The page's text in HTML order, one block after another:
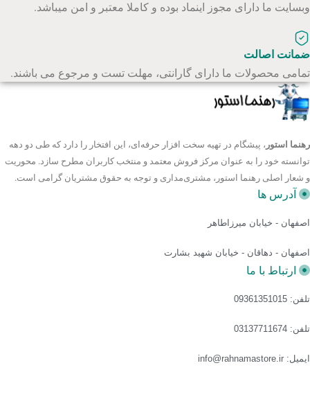
وبسایت ما دارای مجوز اینماد بوده و کاملا معتبر و امن میباشد.
ضمانت اصالت
تمامی محصولات ما دارای گارانتی، مهلت تست و مرجوع می باشند.
رهنما استور ، پیشگام در تهیه سخت افزار حرفه‌ای، این افتخار را دارد که طی دو دهه
توانسته خود را به عنوان مرکز فروش معتمد و منتخب کاربران مطرح سازد. محوریت
و شعار اصلی رهنما استور، مشتری‌مداری و توجه به حقوق مشتریان گرامی است.
آدرس ها
اصفهان - خیابان میرزاطاهر
اصفهان - دهاقان - خیابان شهید بشارت
ارتباط با ما
تلفن: 09361351015
تلفن: 03137711674
ایمیل: info@rahnamastore.ir